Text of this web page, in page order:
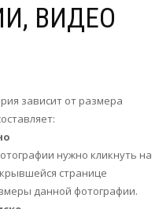
ВИДЕО
зависит от размера
нужно кликнуть на
странице
данной фотографии.